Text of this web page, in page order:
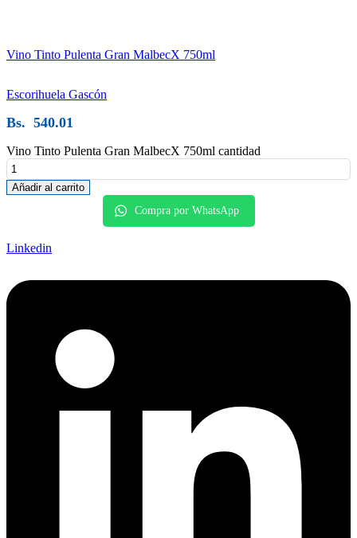
Vino Tinto Pulenta Gran MalbecX 750ml
Escorihuela Gascón
Bs. 540.01
Vino Tinto Pulenta Gran MalbecX 750ml cantidad
Añadir al carrito
Compra por WhatsApp
Linkedin